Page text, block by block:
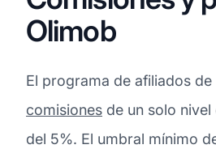
Olimob
El programa de afiliados
comisiones de un solo
del 5%. El umbral mínimo